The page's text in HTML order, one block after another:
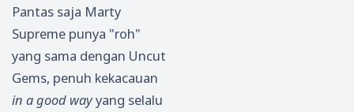
Pantas saja Marty
Supreme punya "roh"
yang sama dengan Uncut
Gems, penuh kekacauan
in a good wayyang selalu